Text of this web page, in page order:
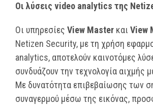
Οι λύσεις video analytics της
Οι υπηρεσίες View Master και View
Netizen Security, με τη χρήση
analytics, αποτελούν καινοτόμες
συνδυάζουν την τεχνολογία αιχμής
Με δυνατότητα επιβεβαίωσης των
συναγερμού μέσω της εικόνας,